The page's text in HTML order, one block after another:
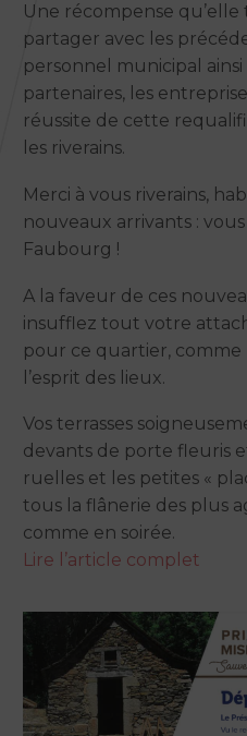
Une récompense
partager avec les
personnel municipal ainsi
partenaires, les
réussite de cette
les riverains.
Merci à vous riverains,
nouveaux arrivants :
Faubourg !
A la faveur de ces
insufflez tout votre
pour ce quartier,
l’esprit des lieux.
Vos terrasses
devants de porte fleuris
ruelles et les petites «
tous la flânerie des plus
comme en soirée.
Lire l’article complet